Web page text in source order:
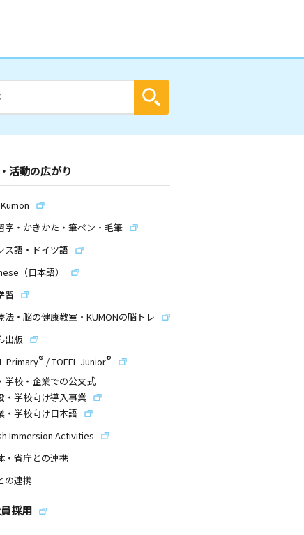
活動の広がり
字・かきかた・筆ペン・毛筆
ス語・ドイツ語
（日本語）
習
法・脳の健康教室・KUMONの脳トレ
出版
Primary® /TOEFL Junior®
学校・企業での公文式
・学校向け導入事業
・学校向け日本語
Immersion Activities
・省庁との連携
の連携
採用